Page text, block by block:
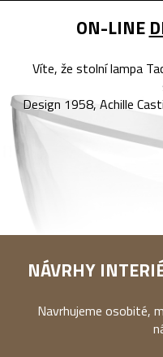
ON-LINE
Víte, že stolní lampa
Design 1958, Achille
NÁVRHY
Navrhujeme osobité,